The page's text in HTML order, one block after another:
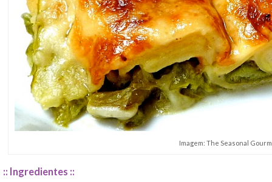
Imagem: The Seasonal
:: Ingredientes ::